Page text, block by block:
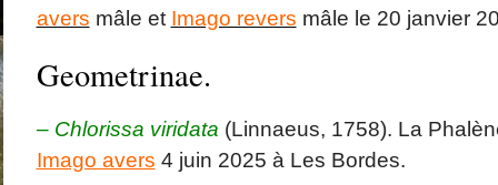
avers mâle et Imago revers mâle le 20 janvier
Geometrinae.
– Chlorissa viridata (Linnaeus, 1758). La
Imago avers 4 juin 2025 à Les Bordes.